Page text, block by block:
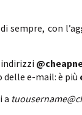
sempre, con
delle e-mail: è più
a